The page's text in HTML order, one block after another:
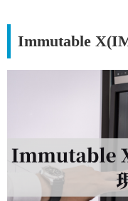
Immutable